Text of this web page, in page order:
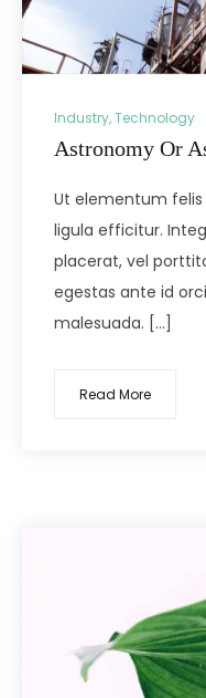
Industry,Technology
Astronomy Or
Ut elementum
ligula efficitur.
placerat, vel
egestas ante id
malesuada. […]
Read More